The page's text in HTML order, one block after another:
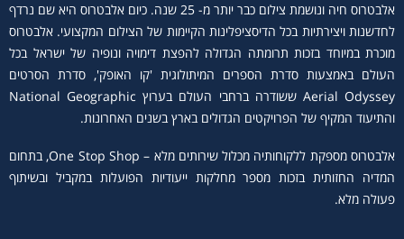
אלבטרוס חיה ונושמת צילום כבר יותר מ- 25 שנה. כיום אלבטרוס היא שם נרדף
לחדשנות ויצירתיות בכל הדיסציפלינות הקיימות של הצילום המקצועי. אלבטרוס
מוכרת במיוחד בזכות תרומתה הגדולה להפצת דימויה ונופיה של ישראל בכל
העולם באמצעות סדרת הספרים המיתולוגית 'קו האופק', סדרת הסרטים
Aerial Odyssey ששודרה ברחבי העולם בערוץ National Geographic
והתיעוד המקיף של הפרויקטים הגדולים בארץ בשנים האחרונות.
אלבטרוס מספקת ללקוחותיה מכלול שירותים מלא – One Stop Shop, בתחום
המדיה החזותית בזכות מספר מחלקות ייעודיות הפועלות במקביל ובשיתוף
פעולה מלא.